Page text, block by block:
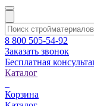
8 800 505-54-92
Заказать звонок
Бесплатная
Каталог
Корзина